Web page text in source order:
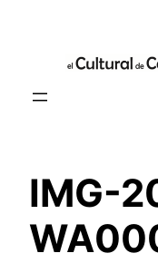
contenido
IMG-